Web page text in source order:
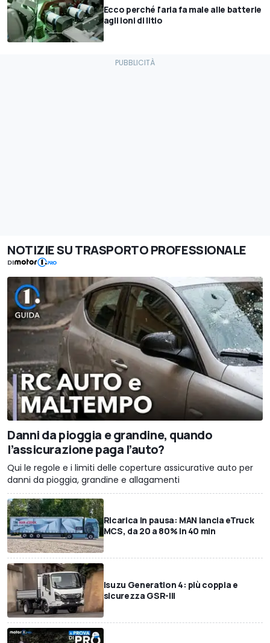
Ecco perché l'aria fa male alle batterie
agli ioni di litio
NOTIZIE SU TRASPORTO PROFESSIONALE
DI
Danni da pioggia e grandine, quando
l’assicurazione paga l’auto?
Qui le regole e i limiti delle coperture assicurative auto per
danni da pioggia, grandine e allagamenti
Ricarica in pausa: MAN lancia eTruck
MCS, da 20 a 80% in 40 min
Isuzu Generation 4: più coppia e
sicurezza GSR-III